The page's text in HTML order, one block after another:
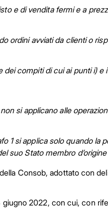
e di vendita fermi e a
ordini avviati da clienti o
dei compiti di cui ai punti i) e
non si applicano alle
1 si applica solo quando la
suo Stato membro
Consob, adottato con
2022, con cui, con